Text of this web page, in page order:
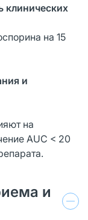
клинических
на 15
и
на
AUC < 20
и